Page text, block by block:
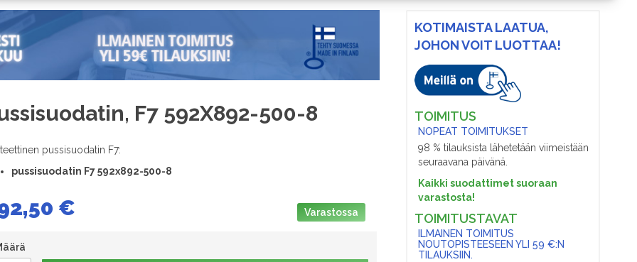
F7 592X892-500-8
pussisuodatin F7:
pussisuodatin F7 592x892-500-8
€ Varastossa
KOTIMAISTA LAATUA,
JOHON VOIT LUOTTAA!
TOIMITUS
NOPEAT TOIMITUKSET
98 % tilauksista lähetetään viimeistään
seuraavana päivänä.
Kaikki suodattimet suoraan
varastosta!
TOIMITUSTAVAT
ILMAINEN TOIMITUS
NOUTOPISTEESEEN YLI 59 €:N
TILAUKSIIN.